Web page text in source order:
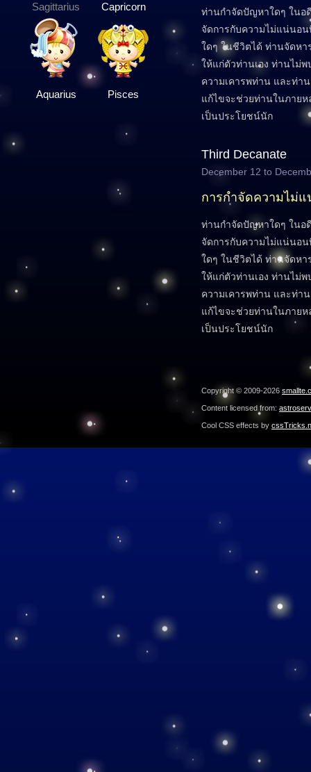
Sagittarius Capricorn
Aquarius Pisces
ท่านกำจัดปัญหาใดๆ ในอ
จัดการกับความไม่แน่นอ
ใดๆ ในชีวิตได้ ท่านจัดห
ให้แก่ตัวท่านเอง ท่านไม่
ความเคารพท่าน และท่า
แก้ไขจะช่วยท่านในภาย
เป็นประโยชน์นัก
Third Decanate
December 12 to
การกำจัดความไม่
ท่านกำจัดปัญหาใดๆ ในอ
จัดการกับความไม่แน่นอ
ใดๆ ในชีวิตได้ ท่านจัดห
ให้แก่ตัวท่านเอง ท่านไม่
ความเคารพท่าน และท่า
แก้ไขจะช่วยท่านในภาย
เป็นประโยชน์นัก
Copyright © 2009-2026
Content licensed from:
Cool CSS effects by